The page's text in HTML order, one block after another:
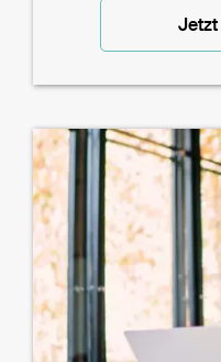
Jetzt